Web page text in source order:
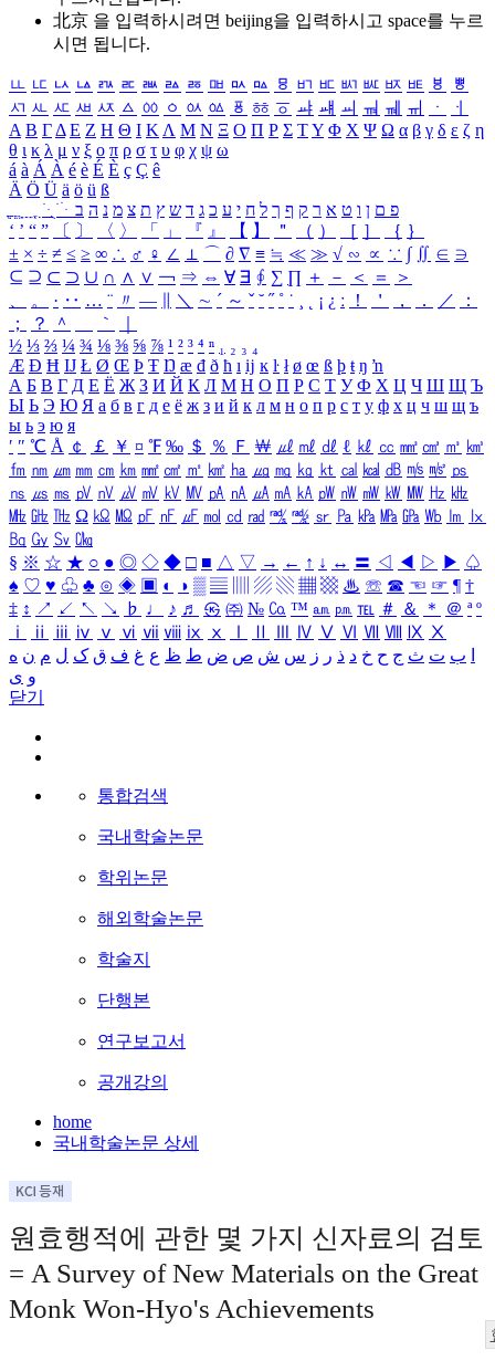
北京 을 입력하시려면 beijing을 입력하시고 space를 누르
시면 됩니다.
ㅥ ㅦ ㅧ ㅨ ㅩ ㅪ ㅫ ㅬ ㅭ ㅮ ㅯ ㅰ ㅱ ㅲ ㅳ ㅴ ㅵ ㅶ ㅷ ㅸ
ㅹ
ㅺ ㅻ ㅼ ㅽ ㅾ ㅿ ㆀ ㆁ ㆂ ㆃ ㆄ ㆅ ㆆ ㆇ ㆈ ㆉ ㆊ ㆋ ㆌ ㆍ
ㆎ
Α Β ΓΔ Ε Ζ Η Θ Ι ΚΛ Μ Ν Ξ Ο Π Ρ Σ ΤΥ Φ Χ Ψ Ω α β γ δ ε ζ η
θ ι κ λ μ ν ξ ο π ρ σ τ υ φ χ ψ ω
á à Á À é è É È ç Ç ê
Ä Ö Ü ä ö ü ß
ִֶֹ ֻּ ׁׂ פ ם ן ו ט א ר ק ף ך ל ח י ע כ ג ד ש ץ ת צ מ נ ה ב
‘ ’ “ ” 〔 〕 〈 〉 「 」 『 』 【 】 ＂ （ ） ［ ］ ｛ ｝
± × ÷ ≠ ≤ ≥ ∞ ∴ ♂ ♀ ∠ ⊥ ⌒ ∂ ∇ ≡ ≒ ≪ ≫ √ ∽ ∝ ∵ ∫ ∬ ∈ ∋
⊆ ⊇ ⊂ ⊃ ∪ ∩ ∧ ∨ ￢ ⇒ ⇔ ∀ ∃ ∮ ∑ ∏ ＋ － ＜ ＝
＞
、
。 · ‥ … ¨ 〃 ― ＼ ∼ ´ ～ ˇ ˘ ˝ ˚ ˙ ¸ ¡ ¿ ː ！ ＇ ， ． ／
：
；
？ ＾ ｀
½ ⅓ ⅔ ¼ ¾ ⅛ ⅜ ⅝ ⅞ ¹ ² ³ ⁴ ⁿ ₁ ₂ ₃ ₄
Æ Ð Ħ Ĳ Ł Ø Œ Þ Ŧ Ŋ æ đ ð ħ ı ĳ ĸ ŀ ł ø œ ß þ ŧ ŋ ŉ
А Б В Г Д Е Ё Ж З И Й К Л М Н О П Р С Т У Ф Х Ц Ч Ш Щ Ъ
Ы Ь Э Ю Я а б в г д е ё ж з и й к л м н о п р с т у ф х ц ч ш щ ъ
ы ь э ю я
′ ″ ℃ Å ￠ ￡ ￥ ¤ ℉ ‰ ＄ ％ Ｆ ￦ ㎕ ㎖ ㎗ ℓ ㎘ ㏄ ㎣ ㎤ ㎥ ㎦
㎙ ㎚ ㎛ ㎜ ㎝ ㎞ ㎟ ㎠ ㎡ ㎢ ㏊ ㎍ ㎎ ㎏ ㏏ ㎈ ㎉ ㏈ ㎧ ㎨ ㎰
㎱ ㎲ ㎳ ㎴ ㎵ ㎶ ㎷ ㎸ ㎹ ㎀ ㎁ ㎂ ㎃ ㎄ ㎺ ㎻ ㎽ ㎾ ㎿ ㎐ ㎑
㎒ ㎓ ㎔ Ω ㏀ ㏁ ㎊ ㎋ ㎌ ㏖ ㏅ ㎭ ㎮ ㎯ ㏛ ㎩ ㎪ ㎫ ㎬ ㏝ ㏐
㏓
㏃ ㏉ ㏜ ㏆
§ ※ ☆ ★ ○ ● ◎ ◇ ◆ □ ■ △ ▽ → ← ↑ ↓ ↔ 〓 ◁ ◀ ▷ ▶ ♤
♠ ♡ ♥ ♧ ♣ ⊙ ◈ ▣ ◐ ◑ ▒ ▤ ▨ ▧ ▦ ▩ ♨ ☏ ☎ ☜ ☞ ¶ †
‡ ↕ ↗ ↙ ↖ ↘ ♭ ♩ ♪ ♬ ㉿ ㈜ № ㏇ ™ ㏂ ㏘ ℡ ＃ ＆ ＊ ＠ ª º
ⅰ
ⅱ ⅲ ⅳ ⅴ ⅵ ⅶ ⅷ ⅸ ⅹ Ⅳ Ⅴ Ⅵ Ⅶ Ⅷ Ⅸ Ⅹ
ب ت ث ج ح خ د ذ ر ز س ش ص ض ط ظ ع غ ف ق ک ل م ن ه
و ی
닫기
통합검색
국내학술논문
학위논문
해외학술논문
학술지
단행본
연구보고서
공개강의
home
국내학술논문 상세
원효행적에 관한 몇 가지 신자료의 검토
= A Survey of New Materials on the Great
Monk Won-Hyo's Achievements